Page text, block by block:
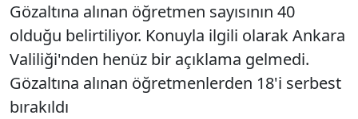
Gözaltına alınan öğretmen sayısının 40
olduğu belirtiliyor. Konuyla ilgili olarak Ankara
Valiliği'nden henüz bir açıklama gelmedi.
Gözaltına alınan öğretmenlerden 18'i serbest
bırakıldı